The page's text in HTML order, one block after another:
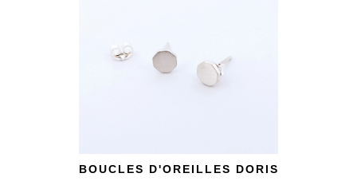
BOUCLES D'OREILLES DORIS